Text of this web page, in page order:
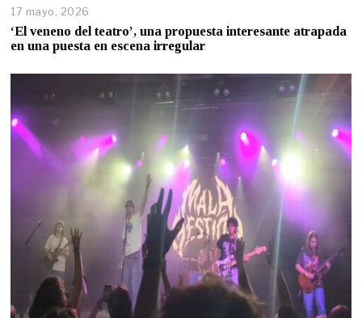
17 mayo, 2026
‘El veneno del teatro’, una propuesta interesante atrapada
en una puesta en escena irregular